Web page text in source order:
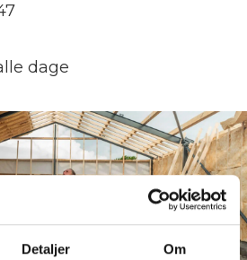
Detaljer Om
dage